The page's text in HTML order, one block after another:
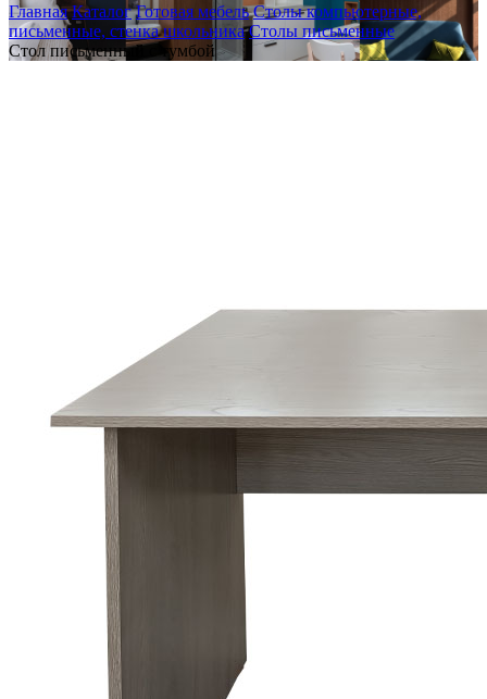
Главная Каталог Готовая мебель Столы компьютерные,
письменные, стенка школьника Столы письменные
Стол письменный с тумбой